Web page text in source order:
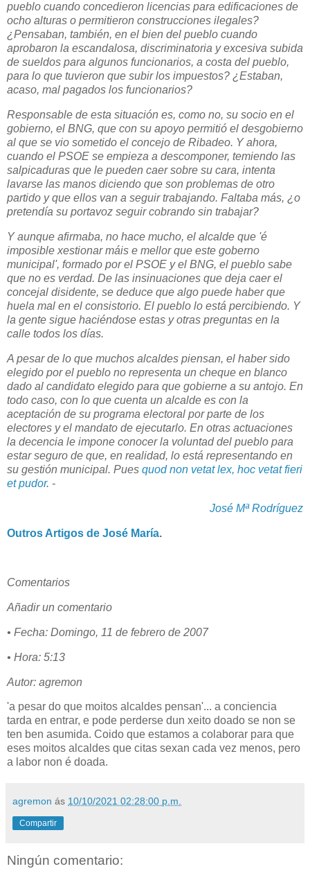
pueblo cuando concedieron licencias para edificaciones de
ocho alturas o permitieron construcciones ilegales?
¿Pensaban, también, en el bien del pueblo cuando
aprobaron la escandalosa, discriminatoria y excesiva subida
de sueldos para algunos funcionarios, a costa del pueblo,
para lo que tuvieron que subir los impuestos? ¿Estaban,
acaso, mal pagados los funcionarios?
Responsable de esta situación es, como no, su socio en el
gobierno, el BNG, que con su apoyo permitió el desgobierno
al que se vio sometido el concejo de Ribadeo. Y ahora,
cuando el PSOE se empieza a descomponer, temiendo las
salpicaduras que le pueden caer sobre su cara, intenta
lavarse las manos diciendo que son problemas de otro
partido y que ellos van a seguir trabajando. Faltaba más, ¿o
pretendía su portavoz seguir cobrando sin trabajar?
Y aunque afirmaba, no hace mucho, el alcalde que 'é
imposible xestionar máis e mellor que este goberno
municipal', formado por el PSOE y el BNG, el pueblo sabe
que no es verdad. De las insinuaciones que deja caer el
concejal disidente, se deduce que algo puede haber que
huela mal en el consistorio. El pueblo lo está percibiendo. Y
la gente sigue haciéndose estas y otras preguntas en la
calle todos los días.
A pesar de lo que muchos alcaldes piensan, el haber sido
elegido por el pueblo no representa un cheque en blanco
dado al candidato elegido para que gobierne a su antojo. En
todo caso, con lo que cuenta un alcalde es con la
aceptación de su programa electoral por parte de los
electores y el mandato de ejecutarlo. En otras actuaciones
la decencia le impone conocer la voluntad del pueblo para
estar seguro de que, en realidad, lo está representando en
su gestión municipal. Pues quod non vetat lex, hoc vetat fieri
et pudor. -
José Mª Rodríguez
Outros Artigos de José María.
Comentarios
Añadir un comentario
• Fecha: Domingo, 11 de febrero de 2007
• Hora: 5:13
Autor: agremon
'a pesar do que moitos alcaldes pensan'... a conciencia
tarda en entrar, e pode perderse dun xeito doado se non se
ten ben asumida. Coido que estamos a colaborar para que
eses moitos alcaldes que citas sexan cada vez menos, pero
a labor non é doada.
agremon ás 10/10/2021 02:28:00 p.m.
Compartir
Ningún comentario: